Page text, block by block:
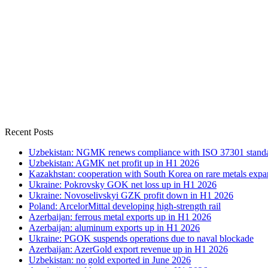
Recent Posts
Uzbekistan: NGMK renews compliance with ISO 37301
Uzbekistan: AGMK net profit up in H1 2026
Kazakhstan: cooperation with South Korea on rare metals
Ukraine: Pokrovsky GOK net loss up in H1 2026
Ukraine: Novoselivskyi GZK profit down in H1 2026
Poland: ArcelorMittal developing high-strength rail
Azerbaijan: ferrous metal exports up in H1 2026
Azerbaijan: aluminum exports up in H1 2026
Ukraine: PGOK suspends operations due to naval blockade
Azerbaijan: AzerGold export revenue up in H1 2026
Uzbekistan: no gold exported in June 2026